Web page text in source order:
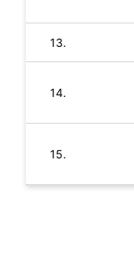
13.
14.
15.